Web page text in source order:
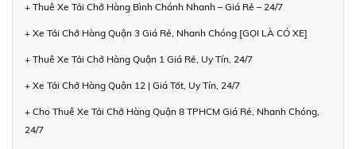
+ Thuê Xe Tải Chở Hàng Bình Chánh Nhanh – Giá Rẻ – 24/7
+ Xe Tải Chở Hàng Quận 3 Giá Rẻ, Nhanh Chóng [GỌI LÀ CÓ XE]
+ Thuê Xe Tải Chở Hàng Quận 1 Giá Rẻ, Uy Tín, 24/7
+ Xe Tải Chở Hàng Quận 12 | Giá Tốt, Uy Tín, 24/7
+ Cho Thuê Xe Tải Chở Hàng Quận 8 TPHCM Giá Rẻ, Nhanh Chóng,
24/7